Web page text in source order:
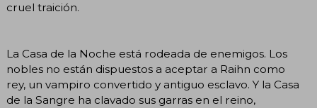
cruel traición.
La Casa de la Noche está rodeada de enemigos. Los
nobles no están dispuestos a aceptar a Raihn como
rey, un vampiro convertido y antiguo esclavo. Y la Casa
de la Sangre ha clavado sus garras en el reino,